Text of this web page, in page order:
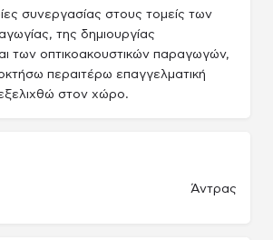
συνεργασίας στους τομείς των
της δημιουργίας
των οπτικοακουστικών παραγωγών,
περαιτέρω επαγγελματική
εξελιχθώ στον χώρο.
Άντρας